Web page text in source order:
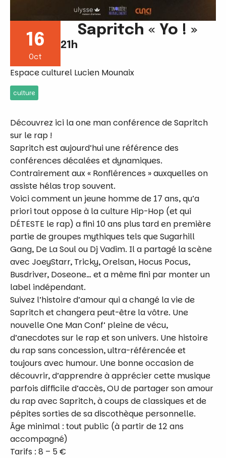
16
Oct
21h
Sapritch « Yo ! »
Espace culturel Lucien Mounaix
culture
Découvrez ici la one man conférence de Sapritch
sur le rap !
Sapritch est aujourd’hui une référence des
conférences décalées et dynamiques.
Contrairement aux « Ronflérences » auxquelles on
assiste hélas trop souvent.
Voici comment un jeune homme de 17 ans, qu’a
priori tout oppose à la culture Hip-Hop (et qui
DÉTESTE le rap) a fini 10 ans plus tard en première
partie de groupes mythiques tels que Sugarhill
Gang, De La Soul ou Dj Vadim. Il a partagé la scène
avec JoeyStarr, Tricky, Orelsan, Hocus Pocus,
Busdriver, Doseone… et a même fini par monter un
label indépendant.
Suivez l’histoire d’amour qui a changé la vie de
Sapritch et changera peut-être la vôtre. Une
nouvelle One Man Conf’ pleine de vécu,
d’anecdotes sur le rap et son univers. Une histoire
du rap sans concession, ultra-référencée et
toujours avec humour. Une bonne occasion de
découvrir, d’apprendre à apprécier cette musique
parfois difficile d’accès, OU de partager son amour
du rap avec Sapritch, à coups de classiques et de
pépites sorties de sa discothèque personnelle.
Âge minimal : tout public (à partir de 12 ans
accompagné)
Tarifs : 8 – 5 €